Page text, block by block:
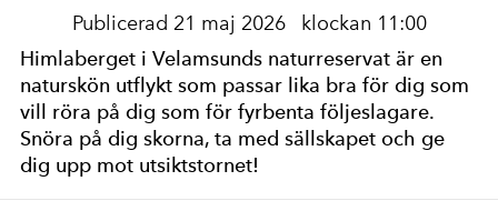
Publicerad 21 maj 2026 klockan 11:00
Himlaberget i Velamsunds naturreservat är en
naturskön utflykt som passar lika bra för dig som
vill röra på dig som för fyrbenta följeslagare.
Snöra på dig skorna, ta med sällskapet och ge
dig upp mot utsiktstornet!